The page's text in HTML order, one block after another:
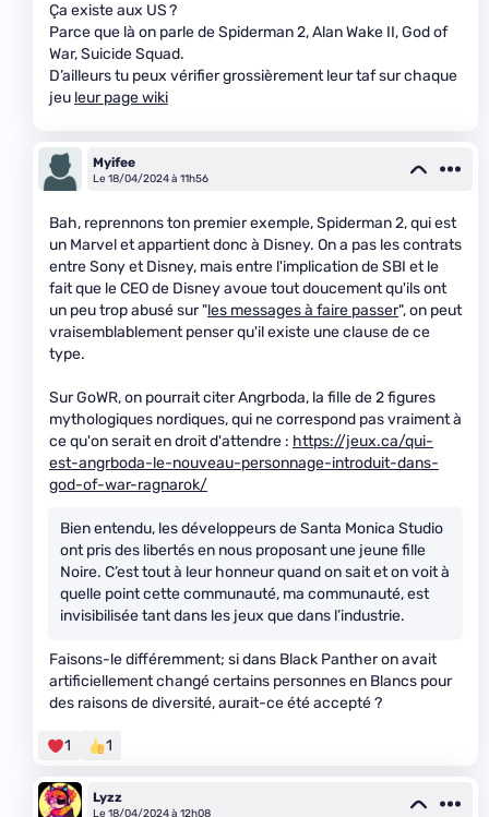
Ça existe aux US ?
Parce que là on parle de Spiderman 2, Alan Wake II, God of
War, Suicide Squad.
D’ailleurs tu peux vérifier grossièrement leur taf sur chaque
jeu leur page wiki
Myifee
Le 18/04/2024 à 11h56
Bah, reprennons ton premier exemple, Spiderman 2, qui est
un Marvel et appartient donc à Disney. On a pas les contrats
entre Sony et Disney, mais entre l'implication de SBI et le
fait que le CEO de Disney avoue tout doucement qu'ils ont
un peu trop abusé sur "les messages à faire passer", on peut
vraisemblablement penser qu'il existe une clause de ce
type.
Sur GoWR, on pourrait citer Angrboda, la fille de 2 figures
mythologiques nordiques, qui ne correspond pas vraiment à
ce qu'on serait en droit d'attendre : https://jeux.ca/qui-
est-angrboda-le-nouveau-personnage-introduit-dans-
god-of-war-ragnarok/
Bien entendu, les développeurs de Santa Monica Studio
ont pris des libertés en nous proposant une jeune fille
Noire. C’est tout à leur honneur quand on sait et on voit à
quelle point cette communauté, ma communauté, est
invisibilisée tant dans les jeux que dans l’industrie.
Faisons-le différemment; si dans Black Panther on avait
artificiellement changé certains personnes en Blancs pour
des raisons de diversité, aurait-ce été accepté ?
1 1
Lyzz
Le 18/04/2024 à 12h08